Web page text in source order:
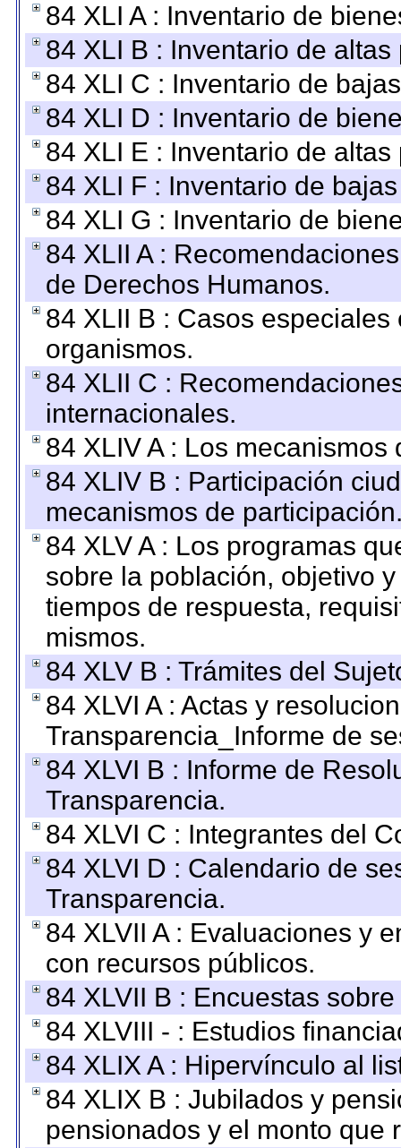
84 XLI A : Inventario de
84 XLI B : Inventario de
84 XLI C : Inventario de
84 XLI D : Inventario de
84 XLI E : Inventario de
84 XLI F : Inventario de
84 XLI G : Inventario de
84 XLII A :
de Derechos Humanos.
84 XLII B : Casos
organismos.
84 XLII C :
internacionales.
84 XLIV A : Los
84 XLIV B : Participación
mecanismos de
84 XLV A : Los programas
sobre la población, objetivo
tiempos de respuesta,
mismos.
84 XLV B : Trámites del
84 XLVI A : Actas y
Transparencia_Informe de
84 XLVI B : Informe de
Transparencia.
84 XLVI C : Integrantes del
84 XLVI D : Calendario de
Transparencia.
84 XLVII A : Evaluaciones y
con recursos públicos.
84 XLVII B : Encuestas
84 XLVIII - : Estudios
84 XLIX A : Hipervínculo al
84 XLIX B : Jubilados y
pensionados y el monto que